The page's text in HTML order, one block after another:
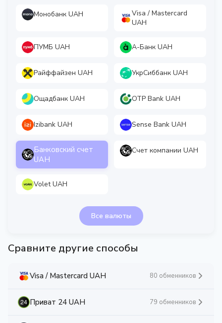
Монобанк UAH
Visa / Mastercard
UAH
ПУМБ UAH А-Банк UAH
Райффайзен UAH УкрСиббанк UAH
Ощадбанк UAH OTP Bank UAH
Izibank UAH Sense Bank UAH
Банковский счет
UAH
Счет компании UAH
Volet UAH
Все валюты
Сравните другие способы
Visa / Mastercard UAH 80 обменников
Приват 24 UAH 79 обменников